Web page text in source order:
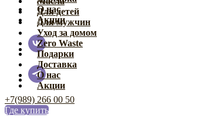
О нас
Акции
+7(989) 266 00 50
Где купить
Для детей
Для мужчин
Уход за домом
Zero Waste
Подарки
Доставка
О нас
Акции